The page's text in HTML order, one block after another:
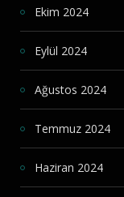
Ekim 2024
Eylül 2024
Ağustos 2024
Temmuz 2024
Haziran 2024